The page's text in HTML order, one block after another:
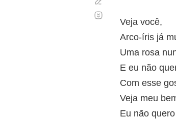
Veja você,
Arco-íris já
Uma rosa
E eu não
Com esse
Veja meu
Eu não
automático